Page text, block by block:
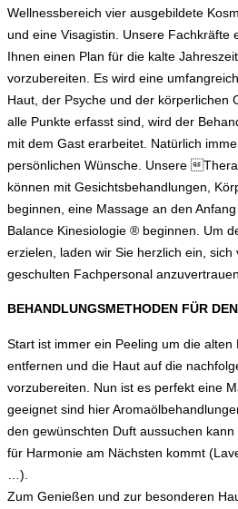
Wellnessbereich vier ausgebildete
und eine Visagistin. Unsere Fachkräfte
Ihnen einen Plan für die kalte
vorzubereiten. Es wird eine
Haut, der Psyche und der körperlichen
alle Punkte erfasst sind, wird der
mit dem Gast erarbeitet. Natürlich
persönlichen Wünsche. Unsere
können mit Gesichtsbehandlungen,
beginnen, eine Massage an den
Balance Kinesiologie ® beginnen. Um
erzielen, laden wir Sie herzlich ein, sich
geschulten Fachpersonal anzuvertrauen.
BEHANDLUNGSMETHODEN FÜR
Start ist immer ein Peeling um die alten
entfernen und die Haut auf die
vorzubereiten. Nun ist es perfekt eine
geeignet sind hier
den gewünschten Duft aussuchen
für Harmonie am Nächsten kommt
…).
Zum Genießen und zur besonderen